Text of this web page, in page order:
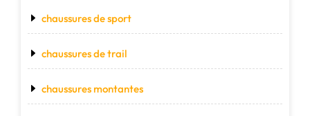
chaussures de sport
chaussures de trail
chaussures montantes